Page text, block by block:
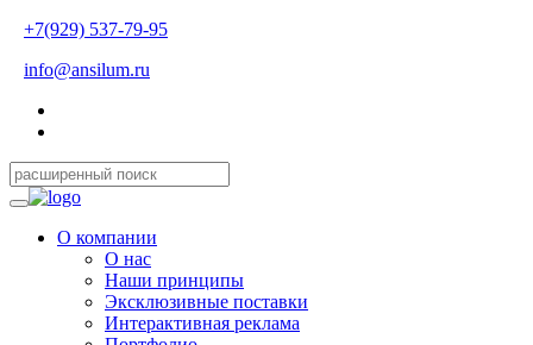
+7(929) 537-79-95
info@ansilum.ru
О компании
О нас
Наши принципы
Эксклюзивные поставки
Интерактивная реклама